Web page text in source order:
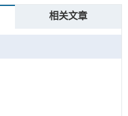
相关文章